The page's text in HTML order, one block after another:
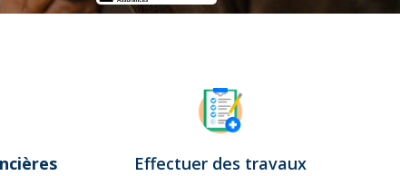
Effectuer des travaux